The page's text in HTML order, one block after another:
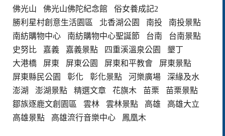
佛光山
佛光山佛陀紀念館
俗女養成記2
勝利星村創意生活園區
北香湖公園 南投
南投景點
南紡購物中心
南紡購物中心聖誕節 台南
台南景點
史努比
嘉義 嘉義景點 四重溪溫泉公園
墾丁
大港橋
屏東 屏東公園 屏東和平教會
屏東景點
屏東縣民公園
彰化 彰化景點 河樂廣場
深緣及水
澎湖
澎湖景點 精選文章 花旗木 苗栗
苗栗景點
鄒族逐鹿文創園區
雲林 雲林景點 高雄
高雄大立
高雄景點
高雄流行音樂中心 鳳凰木